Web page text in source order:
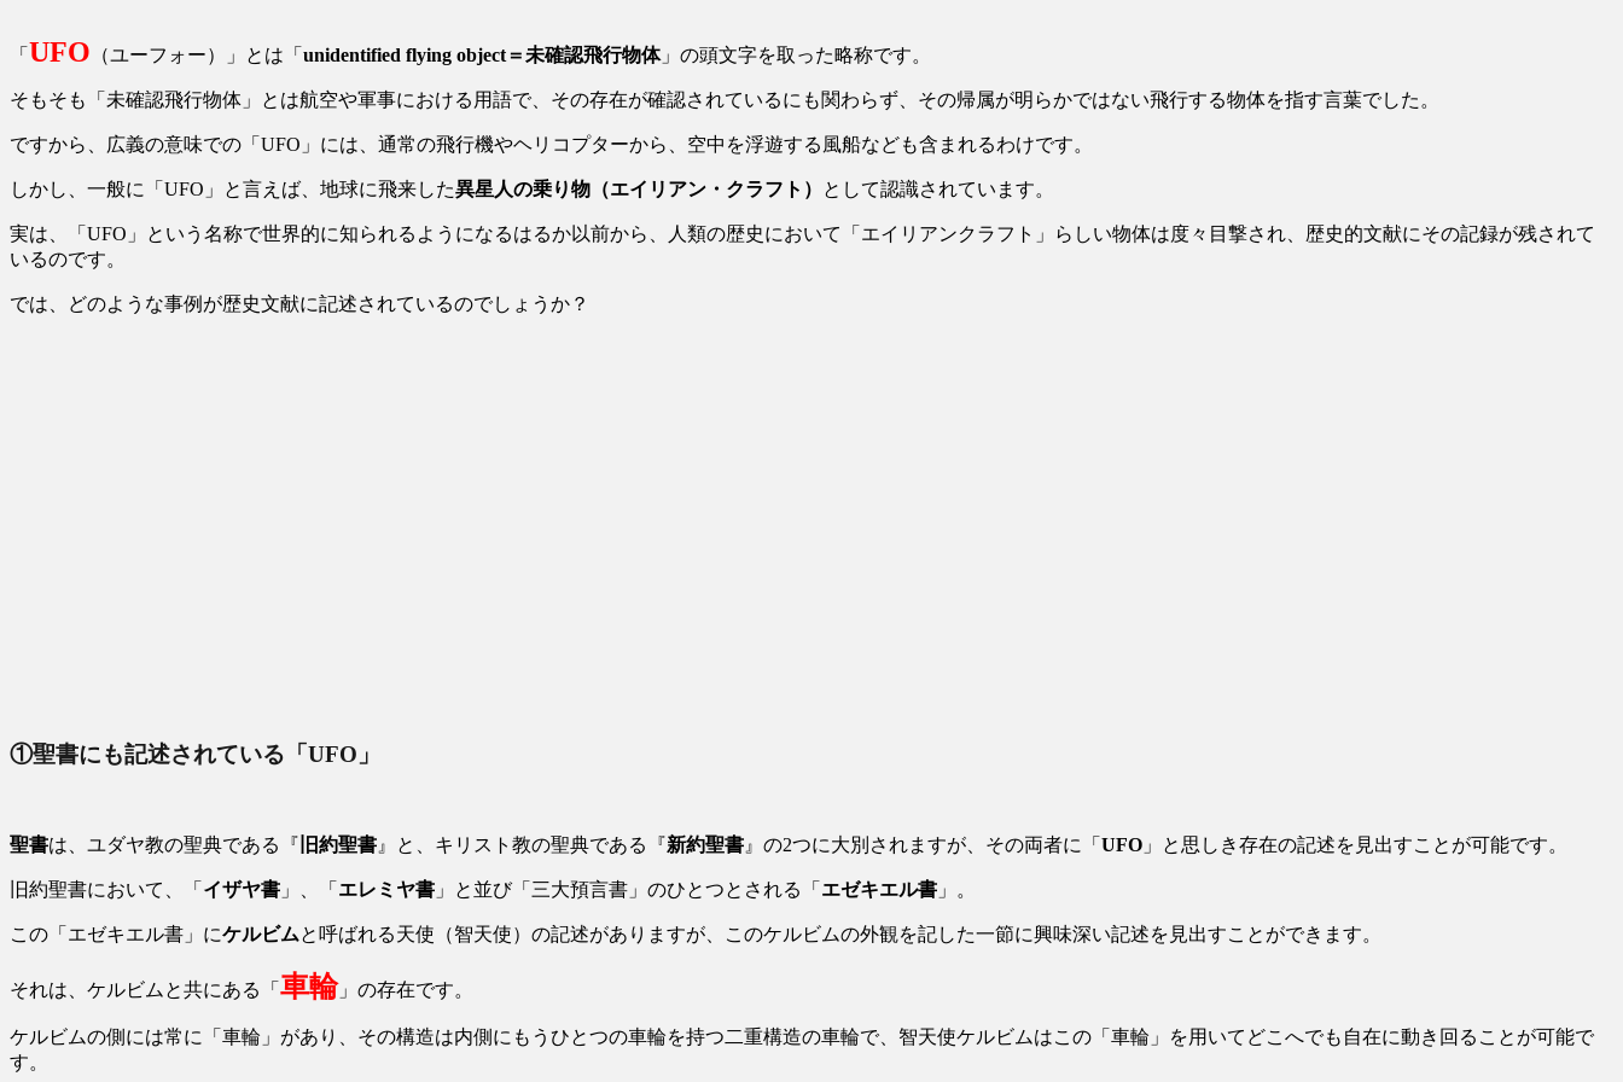
「 UFO （ユーフォー）」とは「 unidentified flying object＝未確認飛行物体」の頭文字を取った略称です。
そもそも「未確認飛行物体」とは航空や軍事における用語で、その存在が確認されているにも関わらず、その帰属が明らかではない飛行する物体を指す言葉でした。
ですから、広義の意味での「UFO」には、通常の飛行機やヘリコプターから、空中を浮遊する風船なども含まれるわけです。
しかし、一般に「UFO」と言えば、地球に飛来した異星人の乗り物（エイリアン・クラフト） として認識されています。
実は、「UFO」という名称で世界的に知られるようになるはるか以前から、人類の歴史において「エイリアンクラフト」らしい物体は度々目撃され、歴史的文献にその記録が残されて
いるのです。
では、どのような事例が歴史文献に記述されているのでしょうか？
①聖書にも記述されている「UFO」
聖書は、ユダヤ教の聖典である『 旧約聖書 』と、キリスト教の聖典である『新約聖書 』の2つに大別されますが、その両者に「 UFO 」と思しき存在の記述を見出すことが可能です。
旧約聖書において、「 イザヤ書 」、「 エレミヤ書 」と並び「三大預言書」のひとつとされる「 エゼキエル書 」。
この「エゼキエル書」にケルビムと呼ばれる天使（智天使）の記述がありますが、このケルビムの外観を記した一節に興味深い記述を見出すことができます。
それは、ケルビムと共にある「 車輪」の存在です。
ケルビムの側には常に「車輪」があり、その構造は内側にもうひとつの車輪を持つ二重構造の車輪で、智天使ケルビムはこの「車輪」を用いてどこへでも自在に動き回ることが可能で
す。